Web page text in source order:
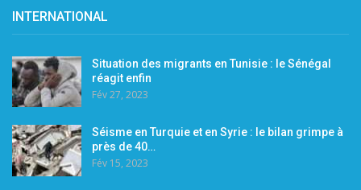
INTERNATIONAL
Situation des migrants en Tunisie : le Sénégal
réagit enfin
Fév 27, 2023
Séisme en Turquie et en Syrie : le bilan grimpe à
près de 40…
Fév 15, 2023